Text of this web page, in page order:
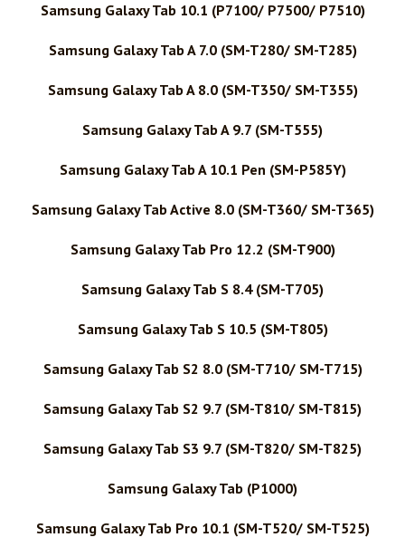
Samsung Galaxy Tab 10.1 (P7100/ P7500/ P7510)
Samsung Galaxy Tab A 7.0 (SM-T280/ SM-T285)
Samsung Galaxy Tab A 8.0 (SM-T350/ SM-T355)
Samsung Galaxy Tab A 9.7 (SM-T555)
Samsung Galaxy Tab A 10.1 Pen (SM-P585Y)
Samsung Galaxy Tab Active 8.0 (SM-T360/ SM-T365)
Samsung Galaxy Tab Pro 12.2 (SM-T900)
Samsung Galaxy Tab S 8.4 (SM-T705)
Samsung Galaxy Tab S 10.5 (SM-T805)
Samsung Galaxy Tab S2 8.0 (SM-T710/ SM-T715)
Samsung Galaxy Tab S2 9.7 (SM-T810/ SM-T815)
Samsung Galaxy Tab S3 9.7 (SM-T820/ SM-T825)
Samsung Galaxy Tab (P1000)
Samsung Galaxy Tab Pro 10.1 (SM-T520/ SM-T525)